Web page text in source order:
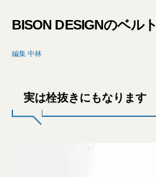
BISON DESIGNのベルト
編集 中林
実は栓抜きにもなります